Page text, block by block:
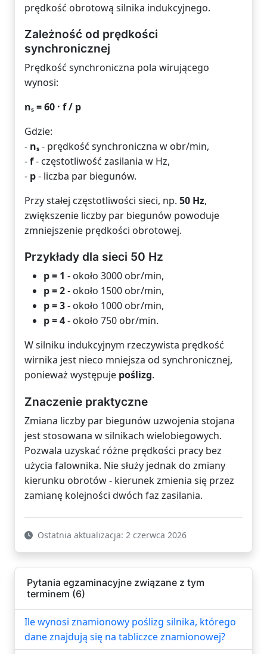
prędkość obrotową silnika indukcyjnego.
Zależność od prędkości
synchronicznej
Prędkość synchroniczna pola wirującego
wynosi:
nₛ = 60 · f / p
Gdzie:
- nₛ- prędkość synchroniczna w obr/min,
-f- częstotliwość zasilania w Hz,
- p- liczba par biegunów.
Przy stałej częstotliwości sieci, np. 50 Hz,
zwiększenie liczby par biegunów powoduje
zmniejszenie prędkości obrotowej.
Przykłady dla sieci 50 Hz
p = 1 - około 3000 obr/min,
p = 2- około 1500 obr/min,
p = 3- około 1000 obr/min,
p = 4- około 750 obr/min.
W silniku indukcyjnym rzeczywista prędkość
wirnika jest nieco mniejsza od synchronicznej,
ponieważ występuje poślizg.
Znaczenie praktyczne
Zmiana liczby par biegunów uzwojenia stojana
jest stosowana w silnikach wielobiegowych.
Pozwala uzyskać różne prędkości pracy bez
użycia falownika. Nie służy jednak do zmiany
kierunku obrotów - kierunek zmienia się przez
zamianę kolejności dwóch faz zasilania.
Ostatnia aktualizacja: 2 czerwca 2026
Pytania egzaminacyjne związane z tym
terminem (6)
Ile wynosi znamionowy poślizg silnika, którego
dane znajdują się na tabliczce znamionowej?